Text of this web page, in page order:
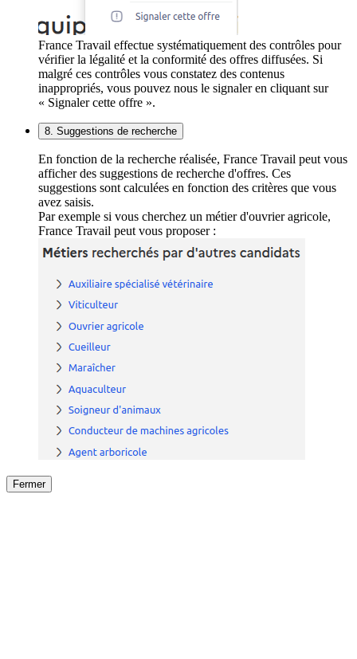
France Travail effectue systématiquement des contrôles pour
vérifier la légalité et la conformité des offres diffusées. Si
malgré ces contrôles vous constatez des contenus
inappropriés, vous pouvez nous le signaler en cliquant sur
« Signaler cette offre ».
8. Suggestions de recherche
En fonction de la recherche réalisée, France Travail peut vous
afficher des suggestions de recherche d'offres. Ces
suggestions sont calculées en fonction des critères que vous
avez saisis.
Par exemple si vous cherchez un métier d'ouvrier agricole,
France Travail peut vous proposer :
Fermer